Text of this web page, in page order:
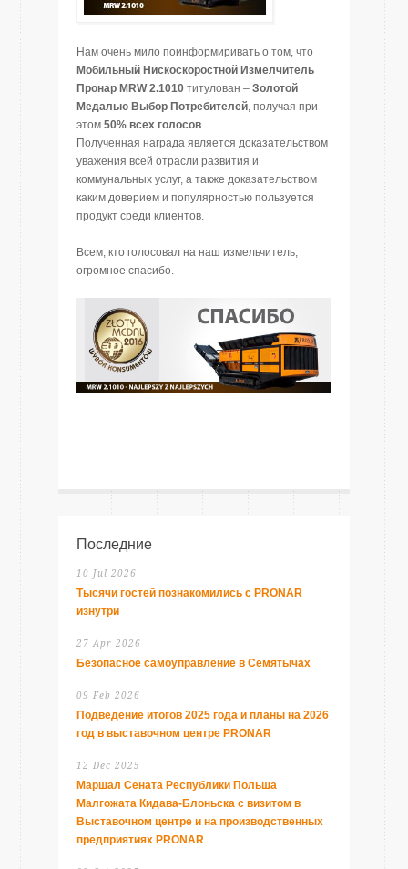
Нам очень мило поинформиривать о том, что
Мобильный Нискоскоростной Измелчитель
Пронар MRW 2.1010 титулован – Золотой
Медалью Выбор Потребителей, получая при
этом 50% всех голосов.
Полученная награда является доказательством
уважения всей отрасли развития и
коммунальных услуг, а также доказательством
каким доверием и популярностью пользуется
продукт среди клиентов.
Всем, кто голосовал на наш измельчитель,
огромное спасибо.
Последние
10 Jul 2026
Тысячи гостей познакомились с PRONAR
изнутри
27 Apr 2026
Безопасное самоуправление в Семятычах
09 Feb 2026
Подведение итогов 2025 года и планы на 2026
год в выставочном центре PRONAR
12 Dec 2025
Маршал Сената Республики Польша
Малгожата Кидава-Блоньска с визитом в
Выставочном центре и на производственных
предприятиях PRONAR